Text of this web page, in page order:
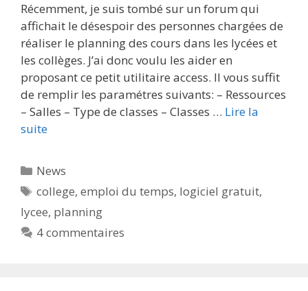
Récemment, je suis tombé sur un forum qui
affichait le désespoir des personnes chargées de
réaliser le planning des cours dans les lycées et
les collèges. J’ai donc voulu les aider en
proposant ce petit utilitaire access. Il vous suffit
de remplir les paramétres suivants: – Ressources
– Salles – Type de classes – Classes … Lire la
suite
Catégories
News
Étiquettes
college,emploi du temps, logiciel gratuit,
lycee, planning
4 commentaires